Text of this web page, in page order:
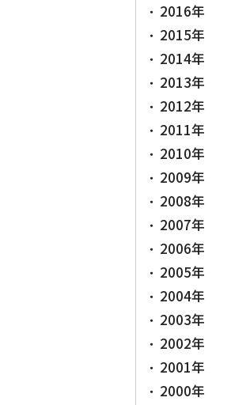
2016年
2015年
2014年
2013年
2012年
2011年
2010年
2009年
2008年
2007年
2006年
2005年
2004年
2003年
2002年
2001年
2000年